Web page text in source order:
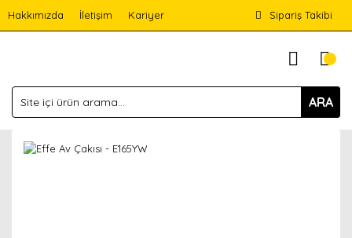
Hakkımızda İletişim Kariyer Sipariş Takibi
ARA